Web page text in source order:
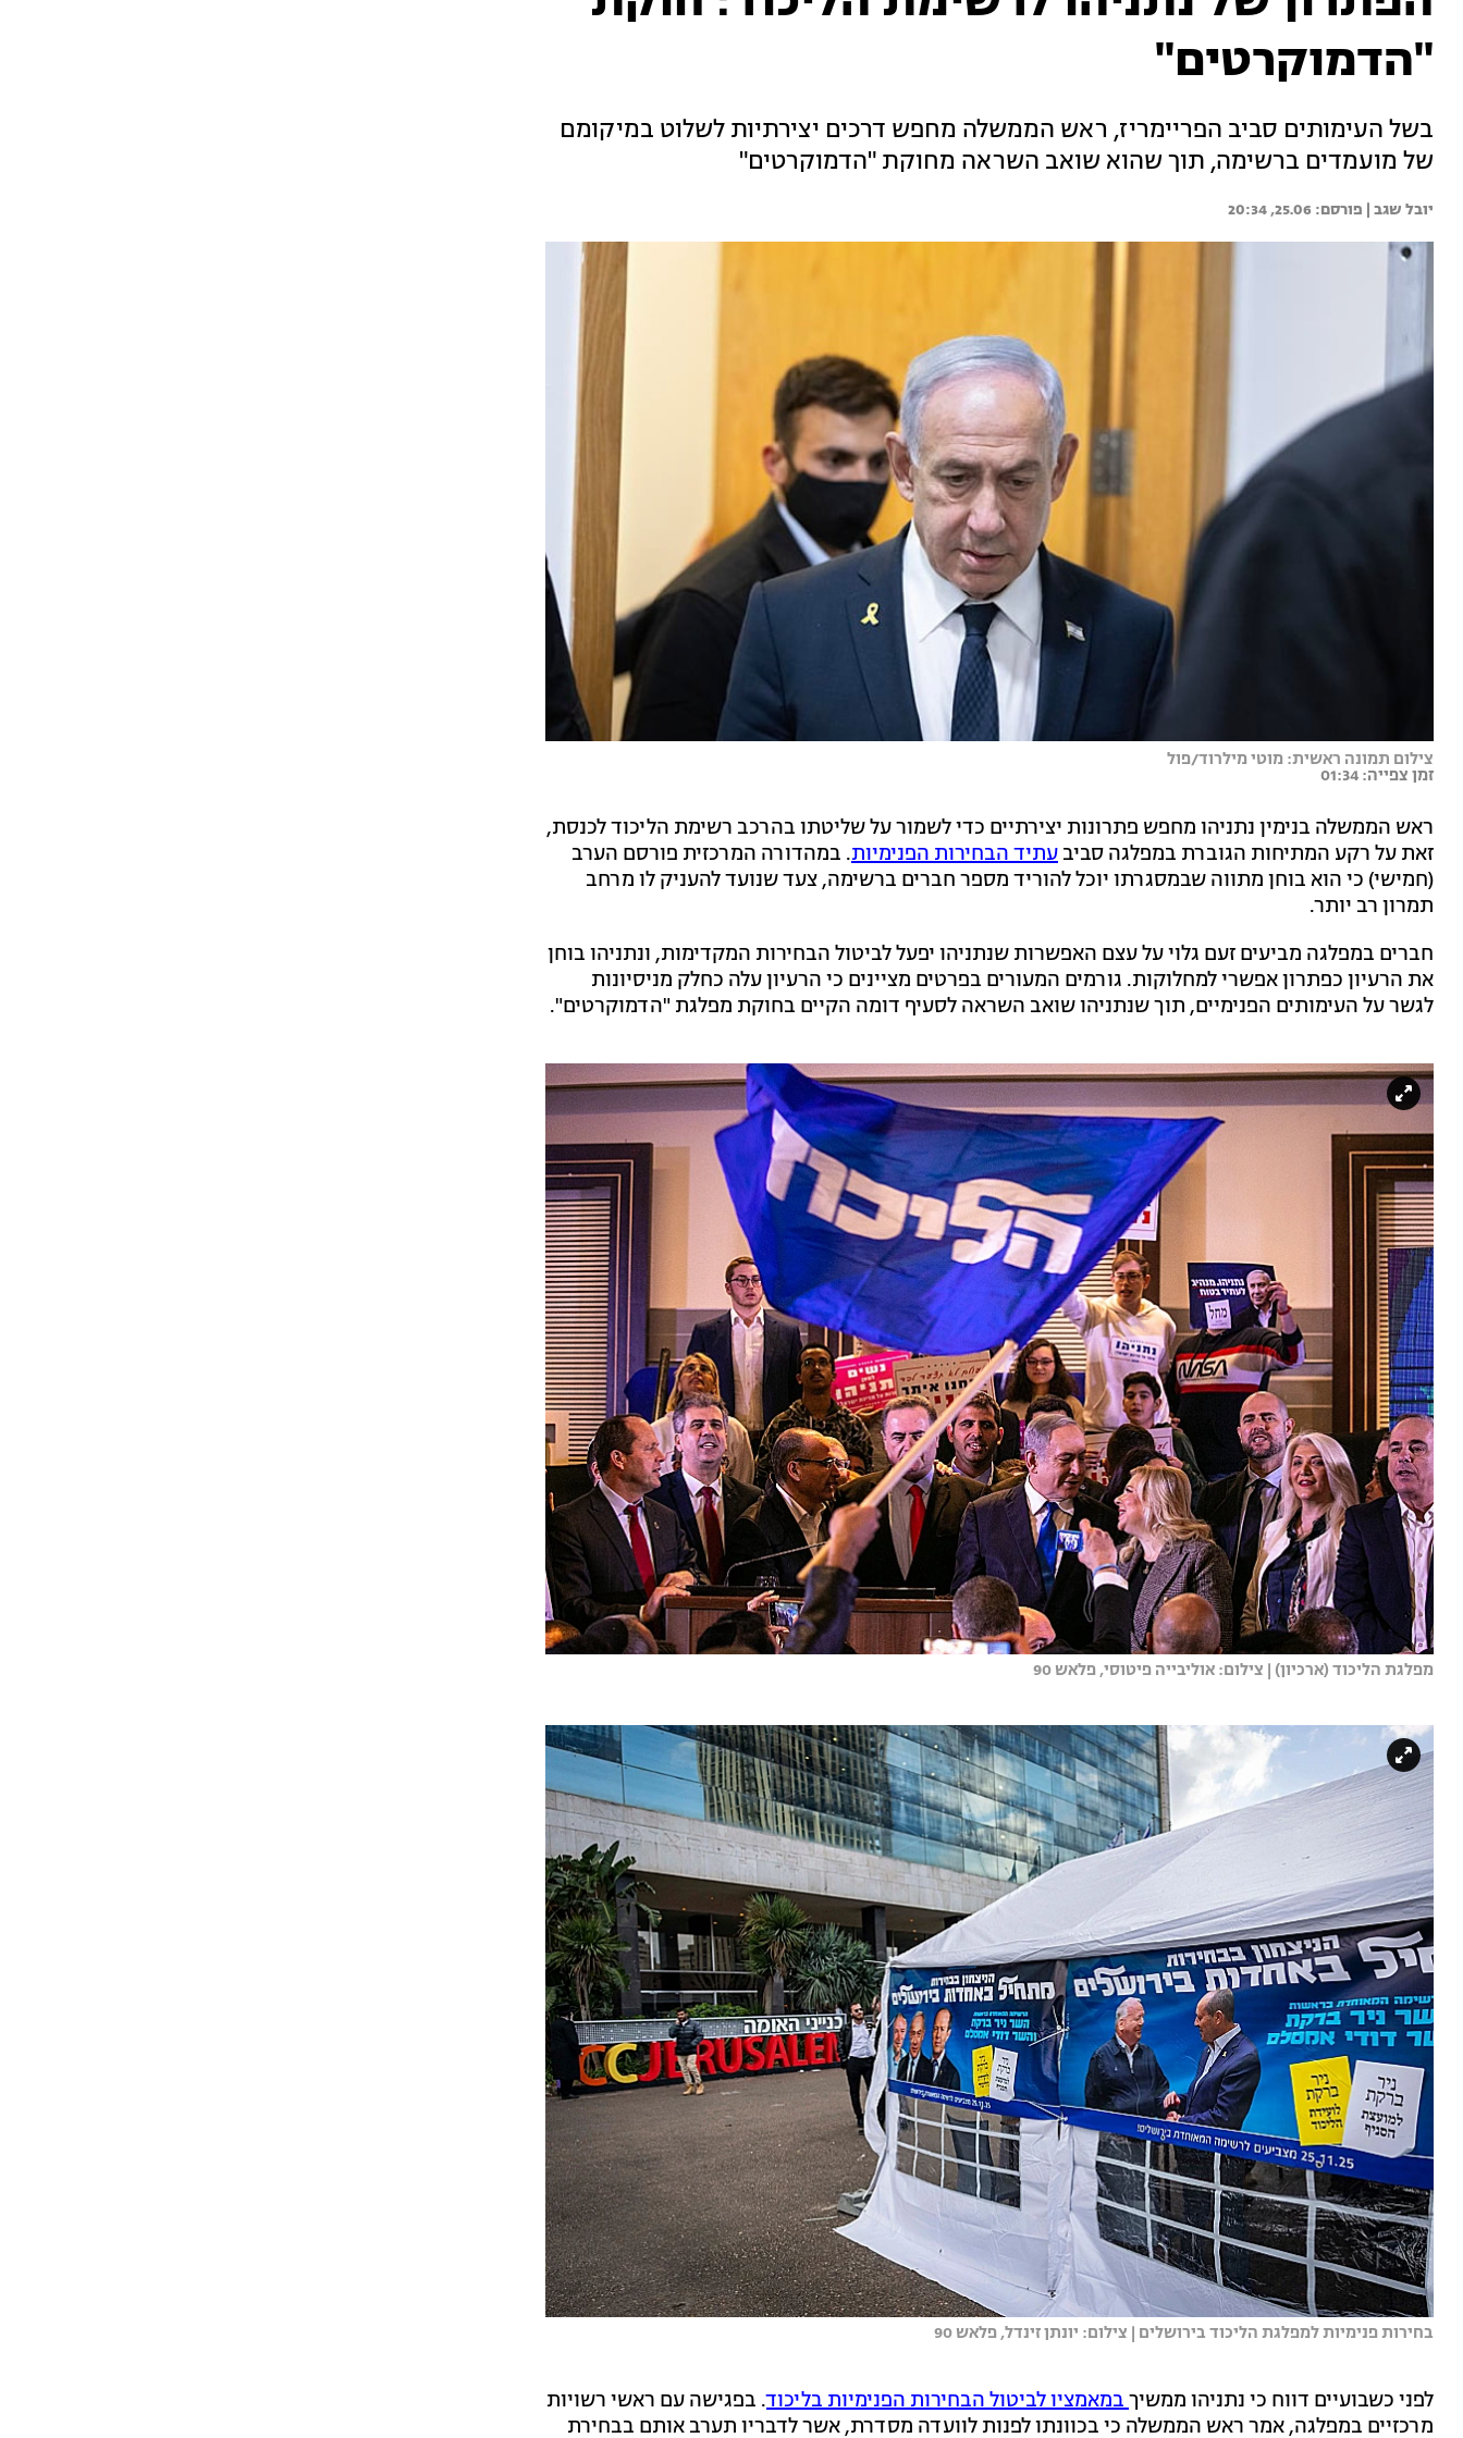
"הדמוקרטים"
בשל העימותים סביב הפריימריז, ראש הממשלה מחפש דרכים יצירתיות לשלוט במיקומם
של מועמדים ברשימה, תוך שהוא שואב השראה מחוקת "הדמוקרטים"
יובל שגב | 25.06, 20:34
צילום תמונה ראשית: מוטי מילרוד/פול
זמן צפייה: 01:34
ראש הממשלה בנימין נתניהו מחפש פתרונות יצירתיים כדי לשמור על שליטתו בהרכב רשימת הליכוד לכנסת,
זאת על רקע המתיחות הגוברת במפלגה סביב עתיד הבחירות הפנימיות. במהדורה המרכזית פורסם הערב
(חמישי) כי הוא בוחן מתווה שבמסגרתו יוכל להוריד מספר חברים ברשימה, צעד שנועד להעניק לו מרחב
תמרון רב יותר.
חברים במפלגה מביעים זעם גלוי על עצם האפשרות שנתניהו יפעל לביטול הבחירות המקדימות, ונתניהו בוחן
את הרעיון כפתרון אפשרי למחלוקות. גורמים המעורים בפרטים מציינים כי הרעיון עלה כחלק מניסיונות
לגשר על העימותים הפנימיים, תוך שנתניהו שואב השראה לסעיף דומה הקיים בחוקת מפלגת "הדמוקרטים".
מפלגת הליכוד (ארכיון) | צילום: אוליבייה פיטוסי, פלאש 90
בחירות פנימיות למפלגת הליכוד בירושלים | צילום: יונתן זינדל, פלאש 90
לפני כשבועיים דווח כי נתניהו ממשיך במאמציו לביטול הבחירות הפנימיות בליכוד. בפגישה עם ראשי רשויות
מרכזיים במפלגה, אמר ראש הממשלה כי בכוונתו לפנות לוועדה מסדרת, אשר לדבריו תערב אותם בבחירת